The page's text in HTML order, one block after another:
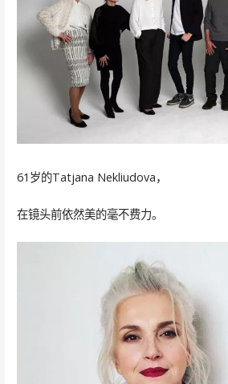
61岁的Tatjana Nekliudova，
在镜头前依然美的毫不费力。